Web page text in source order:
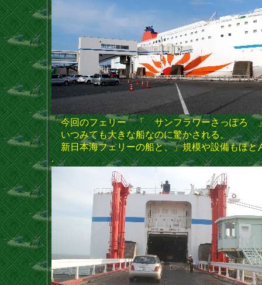
今回のフェリー 「 サンフラワーさっぽろ
いつみても大きな船なのに驚かされる。
新日本海フェリーの船と、」規模や設備もほと
.